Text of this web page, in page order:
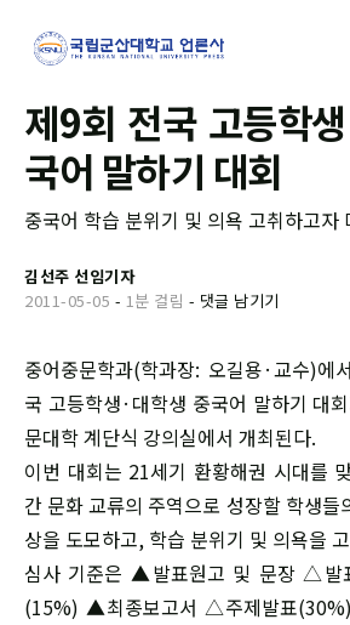
제9회 전국 고등학
국어 말하기 대회
중국어 학습 분위기 및 의욕 고취하고자
김선주 선임기자
2011-05-05 - 1분 걸림 - 댓글 남기기
중어중문학과(학과장: 오길용·교수)에
국 고등학생·대학생 중국어 말하기 대
문대학 계단식 강의실에서 개최된다.
이번 대회는 21세기 환황해권 시대를
간 문화 교류의 주역으로 성장할 학생들
상을 도모하고, 학습 분위기 및 의욕을
심사 기준은 ▲발표원고 및 문장 △
(15%) ▲최종보고서 △주제발표